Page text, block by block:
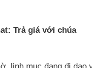
Trả giá với chúa